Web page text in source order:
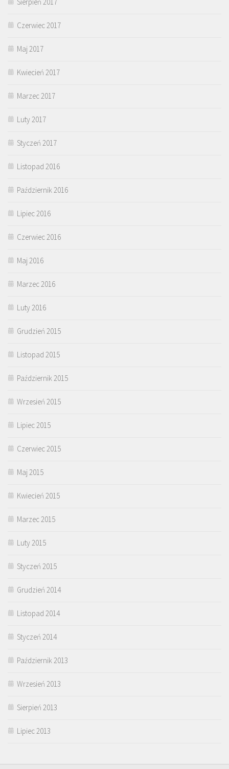
Czerwiec 2017
Maj 2017
Kwiecień 2017
Marzec 2017
Luty 2017
Styczeń 2017
Listopad 2016
Październik 2016
Lipiec 2016
Czerwiec 2016
Maj 2016
Marzec 2016
Luty 2016
Grudzień 2015
Listopad 2015
Październik 2015
Wrzesień 2015
Lipiec 2015
Czerwiec 2015
Maj 2015
Kwiecień 2015
Marzec 2015
Luty 2015
Styczeń 2015
Grudzień 2014
Listopad 2014
Styczeń 2014
Październik 2013
Wrzesień 2013
Sierpień 2013
Lipiec 2013